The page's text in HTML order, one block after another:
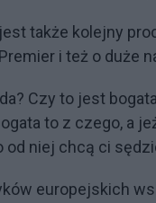
także kolejny
i też o duże
Czy to jest
to z czego, a
od niej chcą ci
europejskich